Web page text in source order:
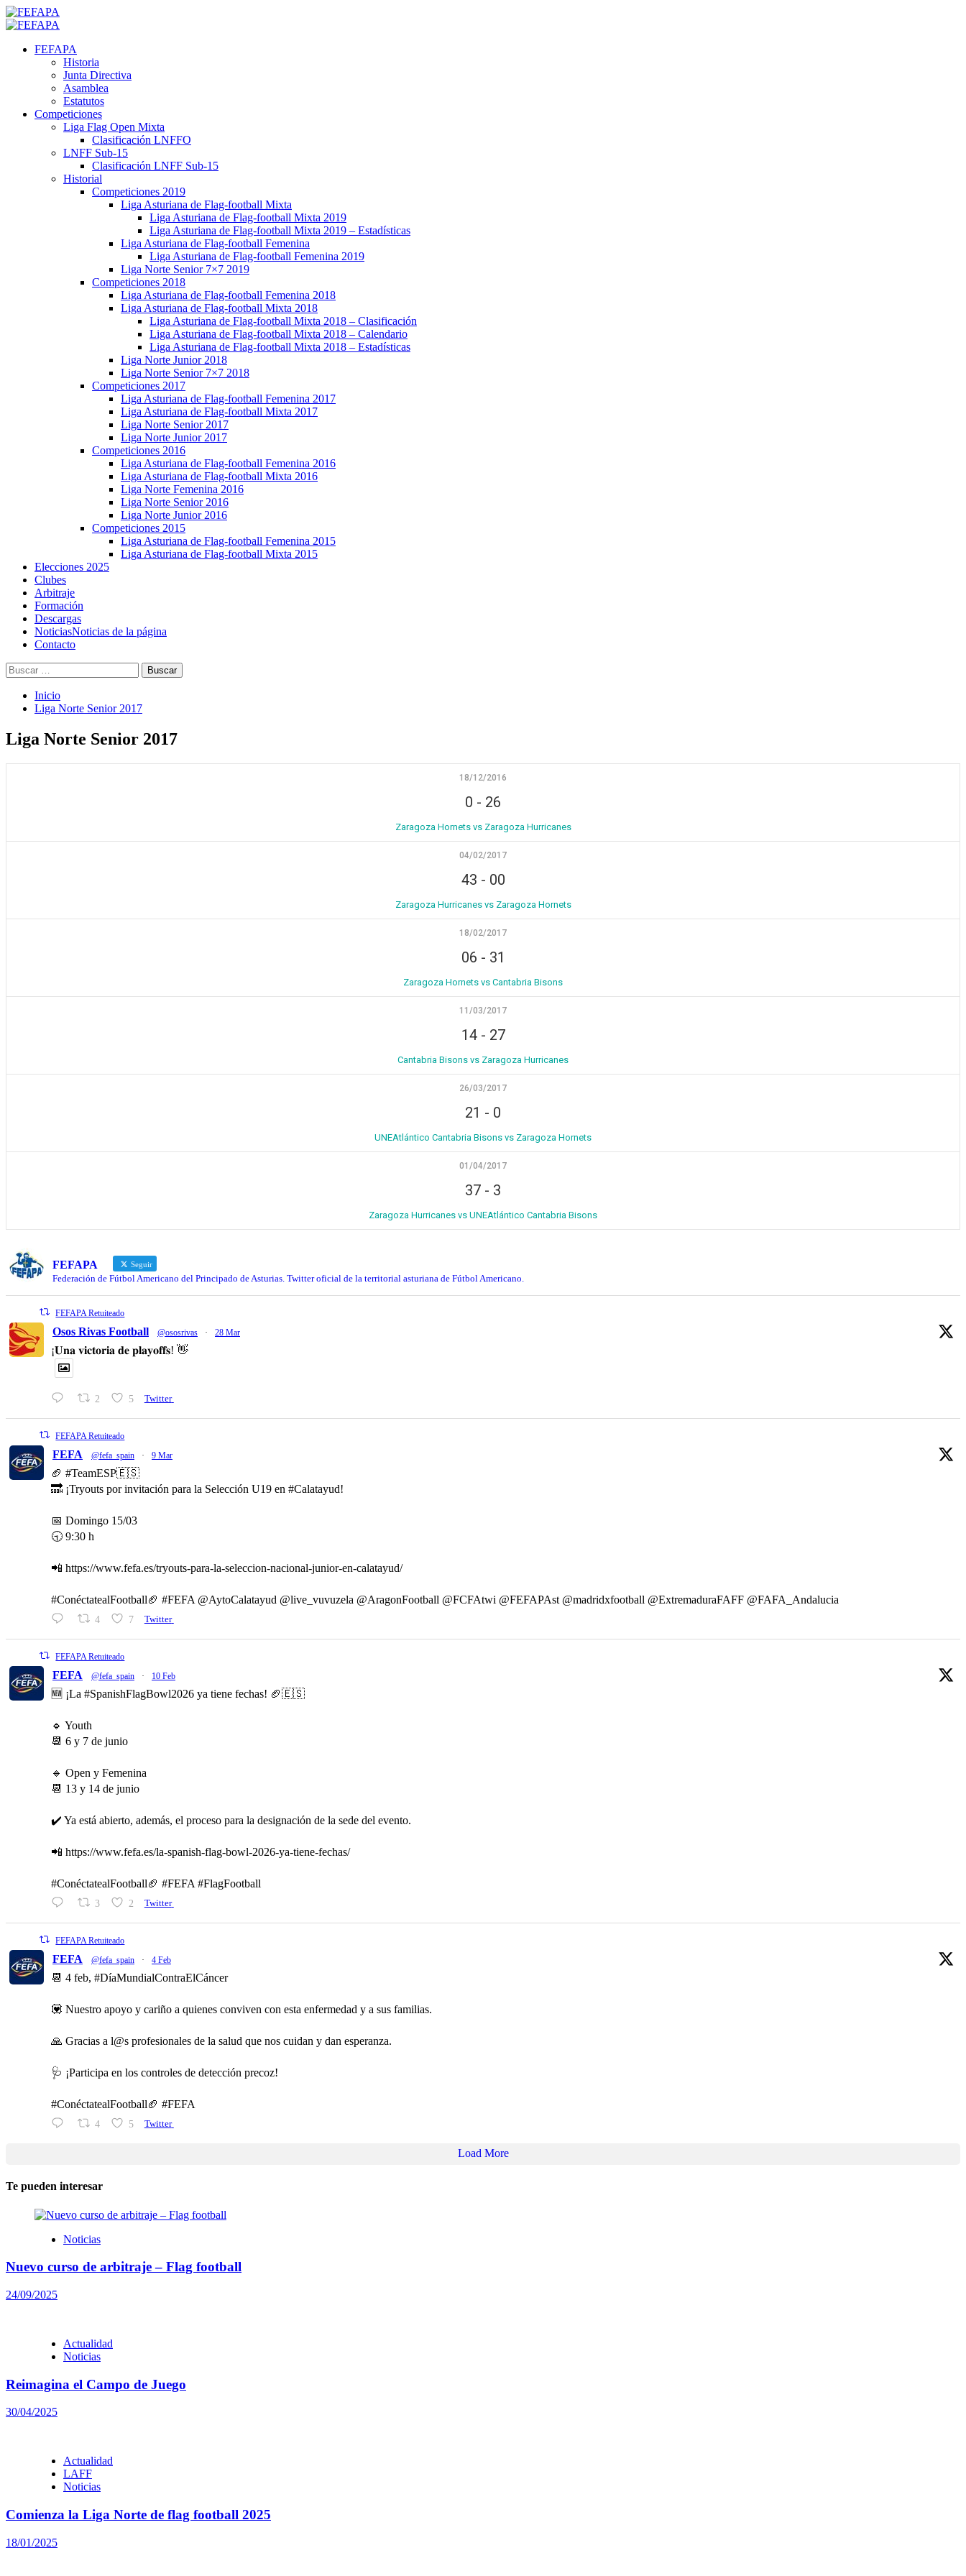
Saltar
al
Menú
FEFAPA
Historia
Junta Directiva
Asamblea
Estatutos
Competiciones
Liga Flag Open Mixta
Clasificación LNFFO
LNFF Sub-15
Clasificación LNFF Sub-15
Historial
Competiciones 2019
Liga Asturiana de Flag-football Mixta
Liga Asturiana de Flag-football Mixta 2019
Liga Asturiana de Flag-football Mixta 2019 – Estadísticas
Liga Asturiana de Flag-football Femenina
Liga Asturiana de Flag-football Femenina 2019
Liga Norte Senior 7×7 2019
Competiciones 2018
Liga Asturiana de Flag-football Femenina 2018
Liga Asturiana de Flag-football Mixta 2018
Liga Asturiana de Flag-football Mixta 2018 – Clasificación
Liga Asturiana de Flag-football Mixta 2018 – Calendario
Liga Asturiana de Flag-football Mixta 2018 – Estadísticas
Liga Norte Junior 2018
Liga Norte Senior 7×7 2018
Competiciones 2017
Liga Asturiana de Flag-football Femenina 2017
Liga Asturiana de Flag-football Mixta 2017
Liga Norte Senior 2017
Liga Norte Junior 2017
Competiciones 2016
Liga Asturiana de Flag-football Femenina 2016
Liga Asturiana de Flag-football Mixta 2016
Liga Norte Femenina 2016
Liga Norte Senior 2016
Liga Norte Junior 2016
Competiciones 2015
Liga Asturiana de Flag-football Femenina 2015
Liga Asturiana de Flag-football Mixta 2015
Elecciones 2025
Clubes
Arbitraje
Formación
Descargas
NoticiasNoticias de la página
Contacto
Buscar:
Inicio
Liga Norte Senior 2017
Liga Norte Senior 2017
18/12/2016
0 - 26
Zaragoza Hornets vs Zaragoza Hurricanes
04/02/2017
43 - 00
Zaragoza Hurricanes vs Zaragoza Hornets
18/02/2017
06 - 31
Zaragoza Hornets vs Cantabria Bisons
11/03/2017
14- 27
Cantabria Bisons vs Zaragoza Hurricanes
26/03/2017
21 - 0
UNEAtlántico Cantabria Bisons vs Zaragoza Hornets
01/04/2017
37 - 3
Zaragoza Hurricanes vs UNEAtlántico Cantabria Bisons
FEFAPA Seguir
Federación de Fútbol Americano del Principado de Asturias. Twitter oficial de la territorial asturiana de Fútbol Americano.
FEFAPA Retuiteado
Osos Rivas Football @ososrivas · 28 Mar
¡𝐔𝐧𝐚 𝐯𝐢𝐜𝐭𝐨𝐫𝐢𝐚 𝐝𝐞 𝐩𝐥𝐚𝐲𝐨𝐟𝐟𝐬! 👋
2 5 Twitter
FEFAPA Retuiteado
FEFA @fefa_spain · 9 Mar
🏈 #TeamESP🇪🇸
🔜 ¡Tryouts por invitación para la Selección U19 en #Calatayud!
📅 Domingo 15/03
🕤 9:30 h
📲 https://www.fefa.es/tryouts-para-la-seleccion-nacional-junior-en-calatayud/
#ConéctatealFootball🏈 #FEFA @AytoCalatayud @live_vuvuzela @AragonFootball @FCFAtwi @FEFAPAst @madridxfootball @ExtremaduraFAFF @FAFA_Andalucia
4 7 Twitter
FEFAPA Retuiteado
FEFA @fefa_spain · 10 Feb
🆕 ¡La #SpanishFlagBowl2026 ya tiene fechas! 🏈🇪🇸
🔹 Youth
📆 6 y 7 de junio
🔹 Open y Femenina
📆 13 y 14 de junio
✔️ Ya está abierto, además, el proceso para la designación de la sede del evento.
📲 https://www.fefa.es/la-spanish-flag-bowl-2026-ya-tiene-fechas/
#ConéctatealFootball🏈 #FEFA #FlagFootball
3 2 Twitter
FEFAPA Retuiteado
FEFA @fefa_spain · 4 Feb
📆 4 feb, #DíaMundialContraElCáncer
💟 Nuestro apoyo y cariño a quienes conviven con esta enfermedad y a sus familias.
🙏 Gracias a l@s profesionales de la salud que nos cuidan y dan esperanza.
🩺 ¡Participa en los controles de detección precoz!
#ConéctatealFootball🏈 #FEFA
4 5 Twitter
Load More
Te pueden interesar
Noticias
Nuevo curso de arbitraje – Flag football
24/09/2025
Actualidad
Noticias
Reimagina el Campo de Juego
30/04/2025
Actualidad
LAFF
Noticias
Comienza la Liga Norte de flag football 2025
18/01/2025